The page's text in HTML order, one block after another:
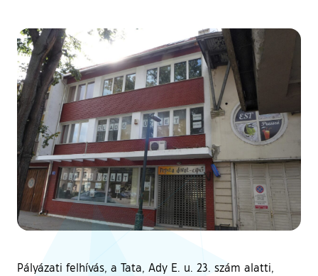
Pályázati felhívás, a Tata, Ady E. u. 23. szám alatti,